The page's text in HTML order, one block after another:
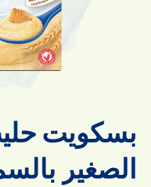
بسكويت
الصغير